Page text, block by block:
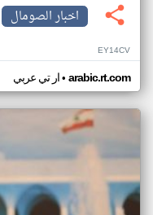
اخبار الصومال
EY14CV
ار تي عربي• arabic.rt.com